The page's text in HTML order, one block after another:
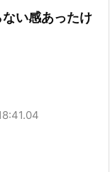
い感あったけ